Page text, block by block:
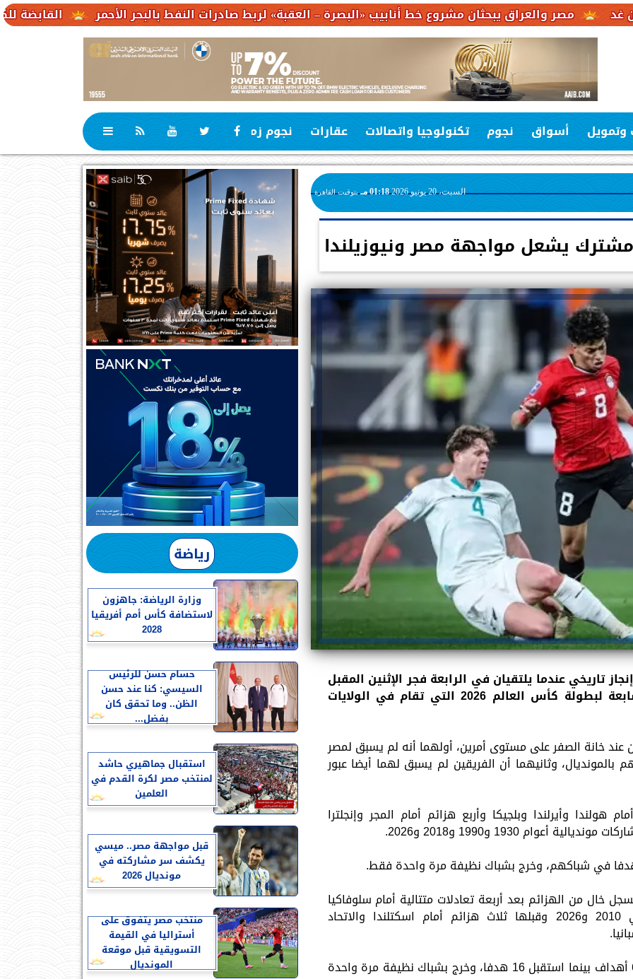
القابضة للكهرباء : 23,1 مليار جنيه حجم استثمارات مستهدفة والعراق يبحثان مشروع خط أنابيب «البصرة – العقبة» لربط صادرات النفط بالبحر الأحمر
وتمويل أسواق نجوم تكنولوجيا واتصالات عقارات نجوم زمان رياضة
السبت، 20 يونيو 2026 01:18 مـ بتوقيت القاهرة
يشعل مواجهة مصر ونيوزيلندا
تاريخي عندما يلتقيان في الرابعة فجر الإثنين المقبل
في الجولة الثانية من المجموعة السابعة لبطولة كأس العالم 2026 التي تقام في الولايات
عند خانة الصفر على مستوى أمرين، أولهما أنه لم يسبق لمصر
بالمونديال، وثانيهما أن الفريقين لم يسبق لهما أيضا عبور
هولندا وأيرلندا وبلجيكا وأربع هزائم أمام المجر وإنجلترا
1930 و1990 و2018 و2026.
خال من الهزائم بعد أربعة تعادلات متتالية أمام سلوفاكيا
وإيطاليا وباراجواي وإيران في مونديالي 2010 و2026 وقبلها ثلاث هزائم أمام اسكتلندا والاتحاد
ويتساوى منتخب نيوزيلندا مع مصر برصيد 6 أهداف بينما استقبل 16 هدفا، وخرج بشباك نظيفة مرة واحدة
رياضة
وزارة الرياضة: جاهزون
لاستضافة كأس أمم أفريقيا
2028
حسام حسن للرئيس
السيسي: كنا عند حسن
الظن.. وما تحقق كان
بفضل...
استقبال جماهيري حاشد
لمنتخب مصر لكرة القدم في
العلمين
قبل مواجهة مصر.. ميسي
يكشف سر مشاركته في
مونديال 2026
منتخب مصر يتفوق على
أستراليا في القيمة
التسويقية قبل موقعة
المونديال